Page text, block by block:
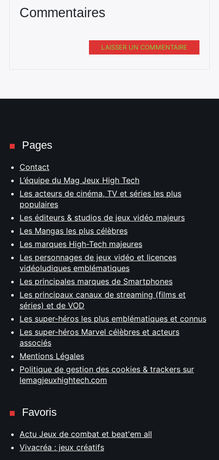
Commentaires
LAISSER UN COMMENTAIRE
Pages
Contact
L’équipe du Mag Jeux High Tech
Les acteurs de cinéma, TV et séries les plus
populaires
Les éditeurs & studios de jeux vidéo majeurs
Les Mangas les plus célèbres
Les marques High-Tech majeures
Les personnages de jeux vidéo et licences
vidéoludiques emblématiques
Les principales marques de Smartphones
Les principaux canaux de streaming (films et
séries) et de VOD
Les super-héros les plus emblématiques et connus
Les super-héros Marvel célèbres et acteurs
associés
Mentions Légales
Politique de gestion des cookies & trackers sur
lemagjeuxhightech.com
Favoris
Actu Jeux de combat et beat'em all
Vivacréa : jeux créatifs